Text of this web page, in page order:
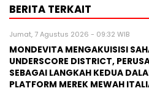
BERITA TERKAIT
Jumat, 7 Agustus 2026 - 09:32 WIB
MONDEVITA MENGAKUISISI
UNDERSCORE DISTRICT,
SEBAGAI LANGKAH KEDUA
PLATFORM MEREK MEWAH